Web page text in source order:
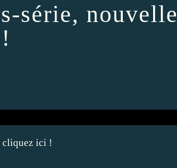
série, nouvelle
cliquez ici !